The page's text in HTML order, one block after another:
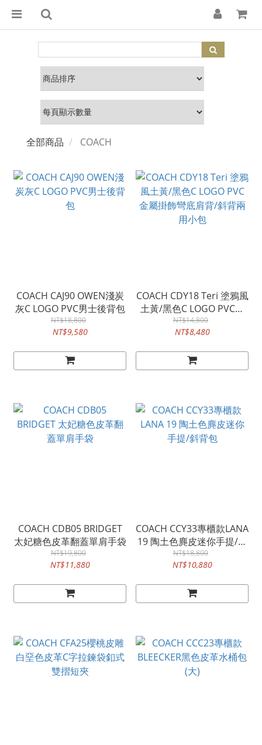
全部商品 COACH
COACH CAJ90 OWEN淺炭
灰C LOGO PVC男士後背包
NT$18,800
NT$9,580
COACH CDY18 Teri 塗鴉風
土黃/黑色C LOGO PVC金
屬掛飾彎底肩背/斜背兩用
小包
NT$14,800
NT$8,480
COACH CDB05 BRIDGET
太妃糖色皮革翻蓋單肩手袋
NT$19,800
NT$11,880
COACH CCY33專櫃款LANA
19 陶土色麂皮迷你手提/斜
背包
NT$18,800
NT$10,880